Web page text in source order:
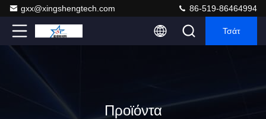
gxx@xingshengtech.com 86-519-86464994
Τσάτ
Προϊόντα